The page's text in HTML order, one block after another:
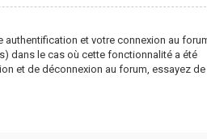
et votre connexion au
dans le cas où cette fonctionnalité a été
et de déconnexion au forum, essayez de